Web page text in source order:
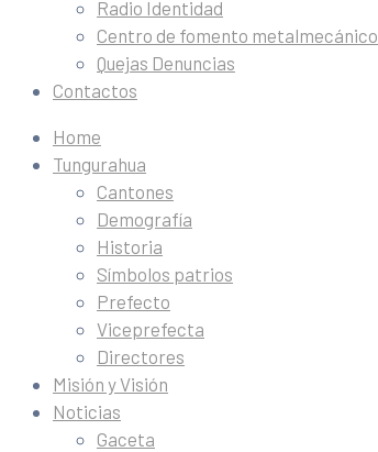
Radio Identidad
Centro de fomento metalmecánico
Quejas Denuncias
Contactos
Home
Tungurahua
Cantones
Demografía
Historia
Símbolos patrios
Prefecto
Viceprefecta
Directores
Misión y Visión
Noticias
Gaceta